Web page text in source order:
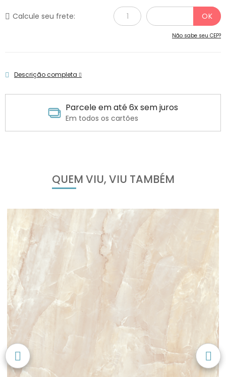
Calcule seu frete:
Não sabe seu CEP?
Descrição completa
Parcele em até 6x sem juros
Em todos os cartões
QUEM VIU, VIU TAMBÉM